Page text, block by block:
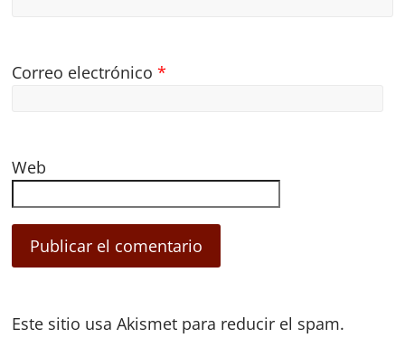
Correo electrónico*
Web
Este sitio usa Akismet para reducir el spam.